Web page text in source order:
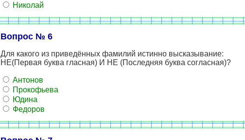
Николай
Вопрос № 6
Для какого из приведённых фамилий истинно высказывание:
НЕ(Первая буква гласная) И НЕ (Последняя буква согласная)?
Антонов
Прокофьева
Юдина
Федоров